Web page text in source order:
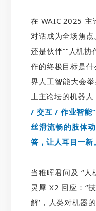
在 WAIC 2025 主
对话成为全场焦
还是伙伴”“人机
作的终极目标是
界人工智能大会
上主论坛的机器人
/ 交互 / 作业智能
丝滑流畅的肢体
答，让人耳目一新。
当稚晖君问及 “人
灵犀 X2 回应：“
解’，人类对机器